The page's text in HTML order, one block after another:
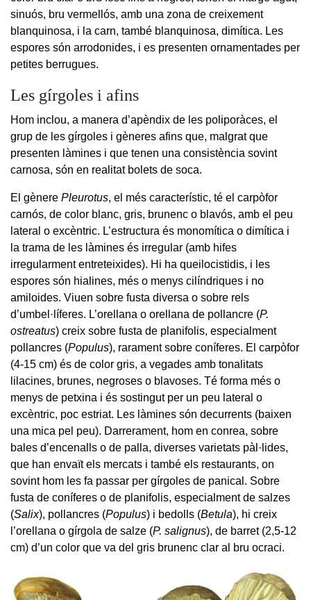
sinuós, bru vermellós, amb una zona de creixement
blanquinosa, i la carn, també blanquinosa, dimítica. Les
espores són arrodonides, i es presenten ornamentades per
petites berrugues.
Les gírgoles i afins
Hom inclou, a manera d’apèndix de les poliporàces, el
grup de les gírgoles i gèneres afins que, malgrat que
presenten làmines i que tenen una consistència sovint
carnosa, són en realitat bolets de soca.
El gènere Pleurotus, el més característic, té el carpòfor
carnós, de color blanc, gris, brunenc o blavós, amb el peu
lateral o excèntric. L’estructura és monomítica o dimítica i
la trama de les làmines és irregular (amb hifes
irregularment entreteixides). Hi ha queilocistidis, i les
espores són hialines, més o menys cilíndriques i no
amiloides. Viuen sobre fusta diversa o sobre rels
d’umbel·líferes. L’orellana o orellana de pollancre (P.
ostreatus) creix sobre fusta de planifolis, especialment
pollancres (Populus), rarament sobre coníferes. El carpòfor
(4-15 cm) és de color gris, a vegades amb tonalitats
lilacines, brunes, negroses o blavoses. Té forma més o
menys de petxina i és sostingut per un peu lateral o
excèntric, poc estriat. Les làmines són decurrents (baixen
una mica pel peu). Darrerament, hom en conrea, sobre
bales d’encenalls o de palla, diverses varietats pàl·lides,
que han envaït els mercats i també els restaurants, on
sovint hom les fa passar per gírgoles de panical. Sobre
fusta de coníferes o de planifolis, especialment de salzes
(Salix), pollancres (Populus) i bedolls (Betula), hi creix
l’orellana o gírgola de salze (P. salignus), de barret (2,5-12
cm) d’un color que va del gris brunenc clar al bru ocraci.